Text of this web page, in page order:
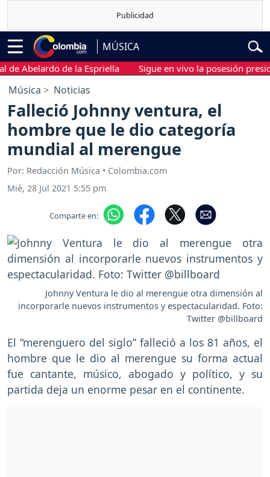
MÚSICA
Abelardo de la Espriella Sigue en vivo la posesión
Música Noticias
Falleció Johnny ventura, el
hombre que le dio categoría
mundial al merengue
Por: Redacción Música • Colombia.com
Mié, 28 Jul 2021 5:55 pm
Comparte en:
Johnny Ventura le dio al merengue otra dimensión al
incorporarle nuevos instrumentos y espectacularidad. Foto:
Twitter @billboard
El “merenguero del siglo” falleció a los 81 años, el
hombre que le dio al merengue su forma actual
fue cantante, músico, abogado y político, y su
partida deja un enorme pesar en el continente.